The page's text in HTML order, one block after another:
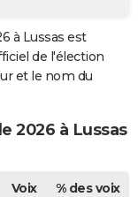
à Lussas est
de l'élection
et le nom du
2026 à Lussas
Voix % des voix